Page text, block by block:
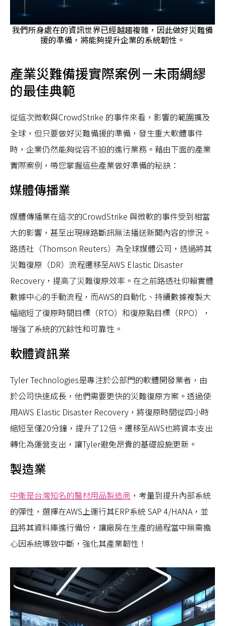
我們所身處在的資訊世界已經越趨複雜，因此做好災難備
援的準備，將能夠提升企業的系統韌性。
產業災難備援實際案例－未雨綢繆
的最佳典範
從這次微軟與CrowdStrike 的事件來看，影響的範圍擴及
全球，但只要做好災難備援的準備，發生重大軟體事件
時，企業仍然能夠從容不迫的進行業務。藉由下面的產業
實際案例，帶您掌握這些產業做好準備的秘訣：
媒體傳播業
媒體傳播業在這次的CrowdStrike 與微軟的事件受到相當
大的影響，甚至出現線路斷訊無法播送新聞內容的慘況。
路透社（Thomson Reuters）為全球媒體公司，透過將其
災難復原（DR）流程遷移至AWS Elastic Disaster
Recovery，提高了災難復原效率。在之前路透社仰賴實體
數據中心的手動流程，而AWS的自動化、持續數據複製大
幅縮短了復原時間目標（RTO）和復原點目標（RPO），
增強了系統的冗餘性和可靠性。
軟體資訊業
Tyler Technologies是專注於公部門的軟體開發業者，由
於公司快速成長，他們需要更快的災難復原方案。透過使
用AWS Elastic Disaster Recovery，將復原時間從四小時
縮短至僅20分鐘，提升了12倍。遷移至AWS也將資本支出
轉化為運營支出，讓Tyler避免昂貴的基礎設施更新​。
製造業
中衛是台灣知名的醫材用品製造商 ，考量到提升內部系統
的彈性，選擇在AWS上運行其ERP系統 SAP 4/HANA，並
且將其資料庫進行備份，讓廠房在生產的過程當中無需擔
心因系統導致中斷，強化其產業韌性！